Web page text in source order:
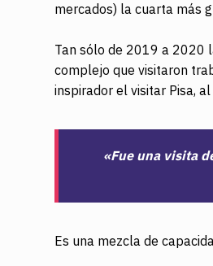
mercados) la cuarta más
Tan sólo de 2019 a 2020
complejo que visitaron
inspirador el visitar Pisa,
«Fue una visita
Es una mezcla de